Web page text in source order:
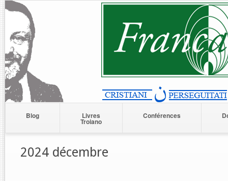
Blog Livres
Troiano
Conférences
2024 décembre